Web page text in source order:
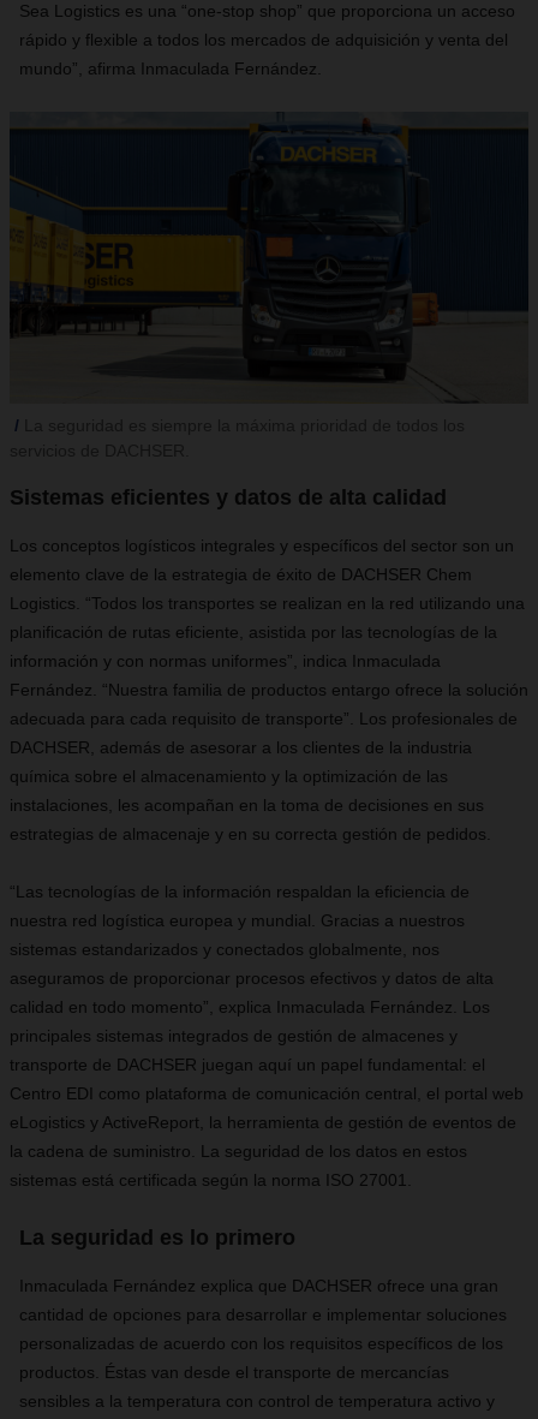
Sea Logistics es una “one-stop shop” que proporciona un acceso
rápido y flexible a todos los mercados de adquisición y venta del
mundo”, afirma Inmaculada Fernández.
Sistemas eficientes y datos de alta calidad
Los conceptos logísticos integrales y específicos del sector son un
elemento clave de la estrategia de éxito de DACHSER Chem
Logistics. “Todos los transportes se realizan en la red utilizando una
planificación de rutas eficiente, asistida por las tecnologías de la
información y con normas uniformes”, indica Inmaculada
Fernández. “Nuestra familia de productos entargo ofrece la solución
adecuada para cada requisito de transporte”. Los profesionales de
DACHSER, además de asesorar a los clientes de la industria
química sobre el almacenamiento y la optimización de las
instalaciones, les acompañan en la toma de decisiones en sus
estrategias de almacenaje y en su correcta gestión de pedidos.
“Las tecnologías de la información respaldan la eficiencia de
nuestra red logística europea y mundial. Gracias a nuestros
sistemas estandarizados y conectados globalmente, nos
aseguramos de proporcionar procesos efectivos y datos de alta
calidad en todo momento”, explica Inmaculada Fernández. Los
principales sistemas integrados de gestión de almacenes y
transporte de DACHSER juegan aquí un papel fundamental: el
Centro EDI como plataforma de comunicación central, el portal web
eLogistics y ActiveReport, la herramienta de gestión de eventos de
la cadena de suministro. La seguridad de los datos en estos
sistemas está certificada según la norma ISO 27001.
La seguridad es lo primero
Inmaculada Fernández explica que DACHSER ofrece una gran
cantidad de opciones para desarrollar e implementar soluciones
personalizadas de acuerdo con los requisitos específicos de los
productos. Éstas van desde el transporte de mercancías
sensibles a la temperatura con control de temperatura activo y